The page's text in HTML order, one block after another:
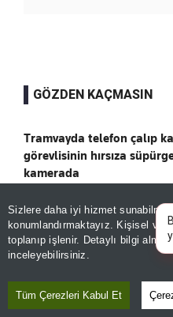
Sizlere daha iyi hizmet
konumlandırmaktayız. Kişisel
toplanıp işlenir. Detaylı bilgi
inceleyebilirsiniz.
Tüm Çerezleri Kabul Et
GÖZDEN KAÇMASIN
Tramvayda telefon çalıp
görevlisinin hırsıza
kamerada
50 BİN TL TAKSİT, 7 AYDA
Kaydet